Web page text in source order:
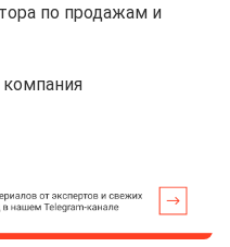
по продажам и